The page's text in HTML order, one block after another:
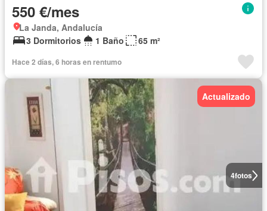
550 €/mes
La Janda, Andalucía
3 Dormitorios
1 Baño 65 m²
Hace 2 días, 6 horas en rentumo
4fotos
Actualizado